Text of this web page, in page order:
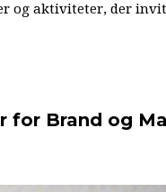
og aktiviteter, der
for Brand og